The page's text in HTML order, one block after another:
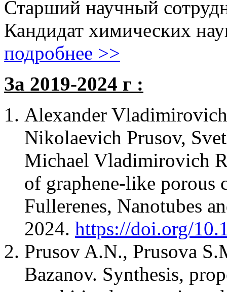
Старший научный
Кандидат химических
подробнее >>
За 2019-2024 г :
Alexander
Nikolaevich Prusov,
Michael Vladimirovich
of graphene-like porous
Fullerenes, Nanotubes
2024. https://doi.org/
Prusov A.N., Prusova
Bazanov. Synthesis,